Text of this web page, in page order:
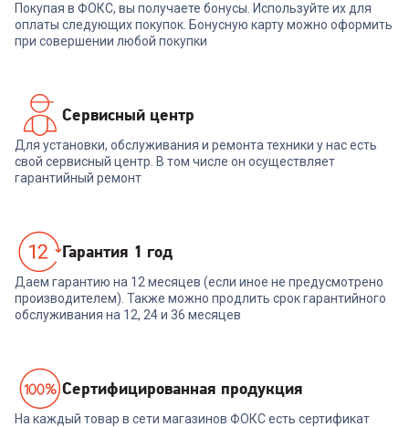
В корзину В корзину
Покупая в ФОКС, вы получаете бонусы. Используйте их для
оплаты следующих покупок. Бонусную карту можно оформить
при совершении любой покупки
Сервисный центр
Для установки, обслуживания и ремонта техники у нас есть
свой сервисный центр. В том числе он осуществляет
гарантийный ремонт
Гарантия 1 год
Даем гарантию на 12 месяцев (если иное не предусмотрено
производителем). Также можно продлить срок гарантийного
обслуживания на 12, 24 и 36 месяцев
Cертифицированная продукция
На каждый товар в сети магазинов ФОКС есть сертификат